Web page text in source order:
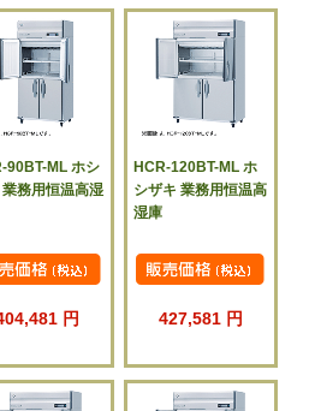
90BT-ML ホシ
務用恒温高湿
円
HCR-120BT-ML ホ
シザキ 業務用恒温高
湿庫
427,581 円